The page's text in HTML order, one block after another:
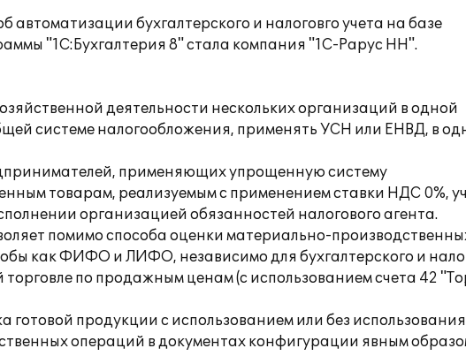
бухгалтерского и налоговго учета на базе
"1С:Бухгалтерия 8" стала компания "1С-Рарус НН".
деятельности нескольких организаций в одной
системе налогообложения, применять УСН или ЕНВД, в
применяющих упрощенную систему
товарам, реализуемым с применением ставки НДС 0%,
организацией обязанностей налогового агента.
помимо способа оценки материально-
как ФИФО и ЛИФО, независимо для бухгалтерского и
по продажным ценам (с использованием счета 42
продукции с использованием или без использования
операций в документах конфигурации явным